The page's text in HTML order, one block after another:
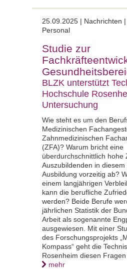
25.09.2025 | Nachrichten
Personal
Studie zur
BLZK unterstützt
Hochschule
Untersuchung
Wie steht es um den
Medizinischen
Zahnmedizinischen
(ZFA)? Warum bricht eine
überdurchschnittlich hohe
Auszubildenden in
Ausbildung vorzeitig ab?
einem langjährigen
kann die berufliche
werden? Beide Berufe
jährlichen Statistik der
Arbeit als sogenannte
ausgewiesen. Mit einer
des Forschungsprojekts
Kompass“ geht die
Rosenheim diesen Fragen
mehr